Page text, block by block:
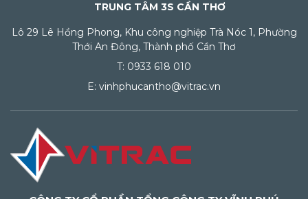
TRUNG TÂM 3S CẦN THƠ
Lô 29 Lê Hồng Phong, Khu công nghiệp Trà Nóc 1, Phường
Thới An Đông, Thành phố Cần Thơ
T: 0933 618 010
E: vinhphucantho@vitrac.vn